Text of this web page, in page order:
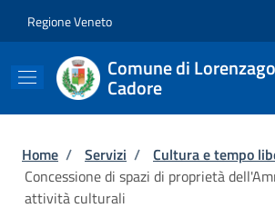
Regione Veneto
Comune di
Cadore
Briciole di pane
Home / Servizi / Cultura e tempo
Concessione di spazi di proprietà
attività culturali